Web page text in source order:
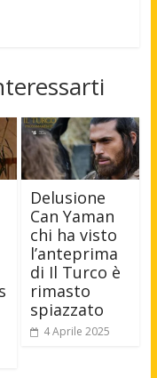
Delusione
Can Yaman
chi ha visto
l’anteprima
di Il Turco è
rimasto
spiazzato
4 Aprile 2025